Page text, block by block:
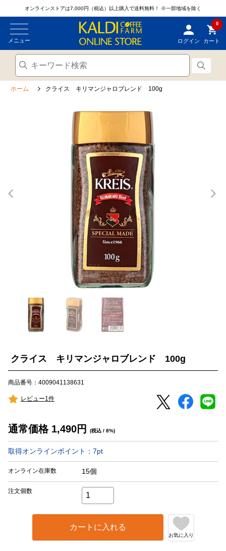
オンラインストアは7,000円（税込）以上購入で送料無料！ ※一部地域を除く
メニュー ログイン
0
カート
ホーム クライス キリマンジャロブレンド 100g
クライス キリマンジャロブレンド 100g
商品番号：4009041138631
レビュー1件
通常価格 1,490円 (税込 / 8%)
取得オンラインポイント： 7pt
オンライン在庫数 15個
注文個数
カートに入れる
お気に入り